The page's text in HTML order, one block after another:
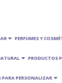
PERFUMES Y
PRODUCTOS
PARA PERSONALIZAR